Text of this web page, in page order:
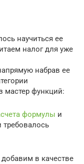
научиться ее
налог для уже
набрав ее
мастер функций:
формулы и
в качестве